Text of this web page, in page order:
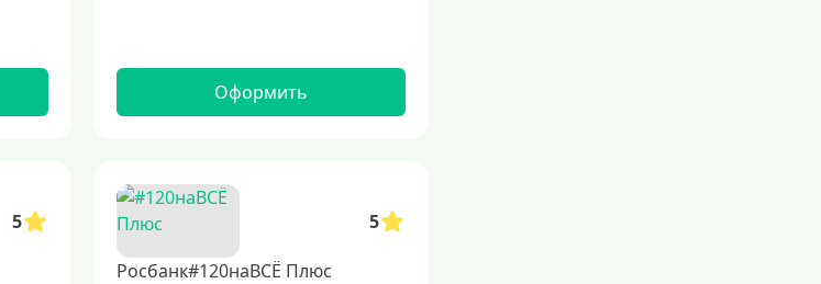
Оформить
5 5
Росбанк#120наВСЁ Плюс